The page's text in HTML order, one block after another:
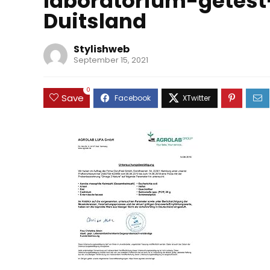
Duitsland
Stylishweb
September 15, 2021
Save
0